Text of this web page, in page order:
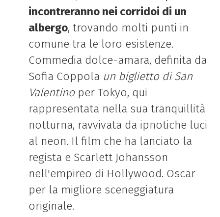
incontreranno nei corridoi di un
albergo, trovando molti punti in
comune tra le loro esistenze.
Commedia dolce-amara, definita da
Sofia Coppola un biglietto di San
Valentinoper Tokyo, qui
rappresentata nella sua tranquillità
notturna, ravvivata da ipnotiche luci
al neon. Il film che ha lanciato la
regista e Scarlett Johansson
nell'empireo di Hollywood. Oscar
per la migliore sceneggiatura
originale.